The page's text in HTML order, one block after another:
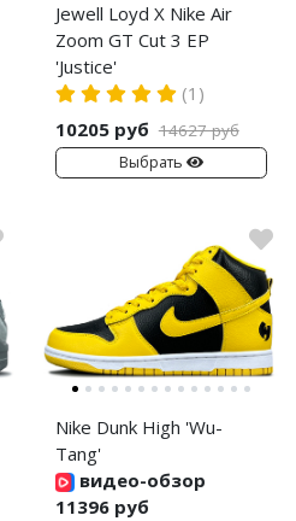
Jewell Loyd X Nike Air
Zoom GT Cut 3 EP
'Justice'
(1)
10205 руб 14627 руб
Выбрать
Nike Dunk High 'Wu-
Tang'
видео-обзор
11396 руб